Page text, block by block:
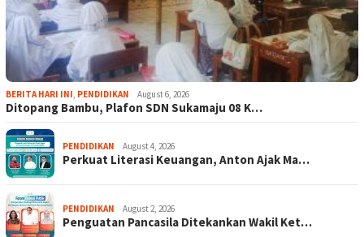
BERITA HARI INI, PENDIDIKAN August 6, 2026
Ditopang Bambu, Plafon SDN Sukamaju 08 K…
PENDIDIKAN August 4, 2026
Perkuat Literasi Keuangan, Anton Ajak Ma…
PENDIDIKAN August 2, 2026
Penguatan Pancasila Ditekankan Wakil Ket…